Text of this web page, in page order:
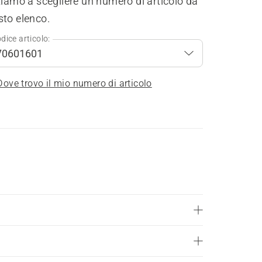
elenco.
articolo:
trovo il mio numero di articolo